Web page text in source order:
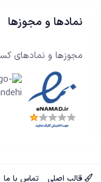
نمادها و مجوزها
مجوزها و نمادهای
قالب اصلی تماس با ما